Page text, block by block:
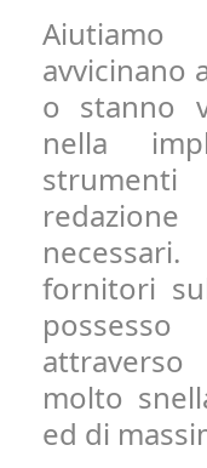
avvicinano
o stanno
nella
fornitori
molto
ed di